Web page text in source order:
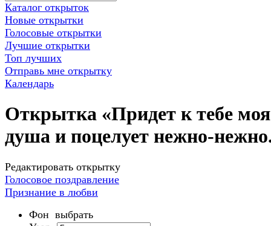
Каталог открыток
Новые открытки
Голосовые открытки
Лучшие открытки
Топ лучших
Отправь мне открытку
Календарь
Открытка «Придет к тебе моя
душа и поцелует нежно-
Редактировать открытку
Голосовое поздравление
Признание в любви
Фон выбрать